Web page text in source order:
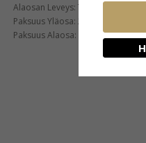
Alaosan Leveys: 7,5 mm
Paksuus Yläosa: 2,5 mm
Paksuus Alaosa:
2,5 mm